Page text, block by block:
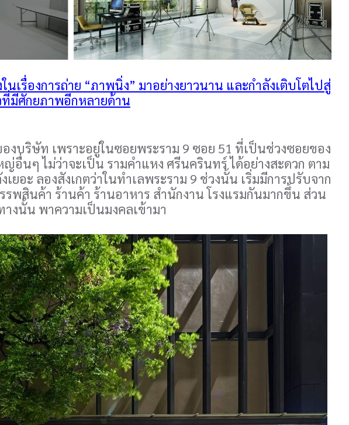
เรื่องการถ่าย “ภาพนิ่ง” มาอย่างยาวนาน และกำลังเติบโตไปสู่
ที่มีศักยภาพอีกหลายด้าน
งบริษัท เพราะอยู่ในซอยพระราม 9 ซอย 51 ที่เป็นช่วงซอยของ
อื่นๆ ไม่ว่าจะเป็น รามคำแหง ศรีนครินทร์ ได้อย่างสะดวก ตาม
ยอะ ลองสังเกตว่าในทำเลพระราม 9 ช่วงนั้น เริ่มมีการปรับจาก
พสินค้า ร้านค้า ร้านอาหาร สำนักงาน โรงแรมกันมากขึ้น ส่วน
งนั้น พาความเป็นมงคลเข้ามา